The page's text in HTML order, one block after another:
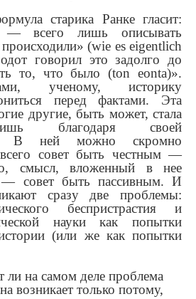
старика Ранке гласит:
— всего лишь описывать
(wie es eigentlich
говорил это задолго до
то, что было (ton eonta)».
ученому, историку
перед фактами. Эта
другие, быть может, стала
благодаря своей
В ней можно скромно
совет быть честным —
смысл, вложенный в нее
совет быть пассивным. И
сразу две проблемы:
беспристрастия и
науки как попытки
(или же как попытки
ли на самом деле проблема
возникает только потому,